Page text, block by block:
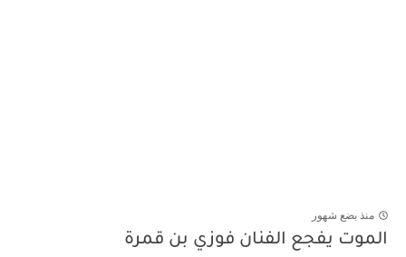
منذ بضع شهور
الموت يفجع الفنان فوزي بن قمرة